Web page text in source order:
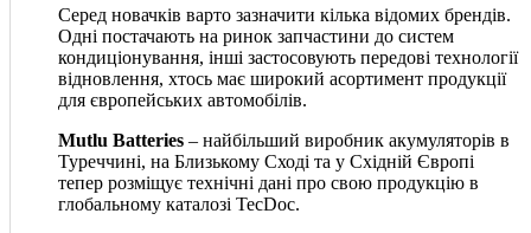
Серед новачків варто зазначити кілька відомих брендів.
Одні постачають на ринок запчастини до систем
кондиціонування, інші застосовують передові технології
відновлення, хтось має широкий асортимент продукції
для європейських автомобілів.
Mutlu Batteries – найбільший виробник акумуляторів в
Туреччині, на Близькому Сході та у Східній Європі
тепер розміщує технічні дані про свою продукцію в
глобальному каталозі TecDoc.